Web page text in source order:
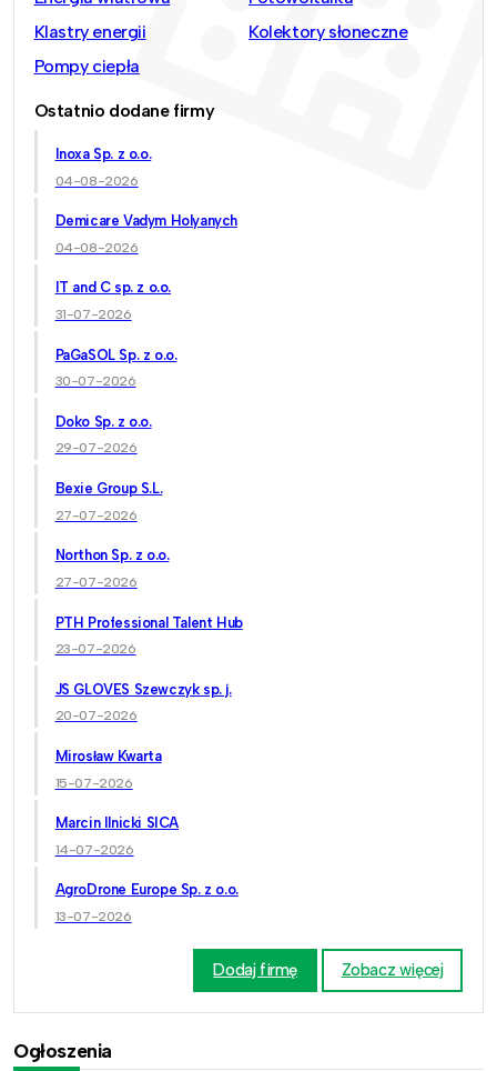
Klastry energii
Kolektory słoneczne
Pompy ciepła
Ostatnio dodane firmy
Inoxa Sp. z o.o.
04-08-2026
Demicare Vadym Holyanych
04-08-2026
IT and C sp. z o.o.
31-07-2026
PaGaSOL Sp. z o.o.
30-07-2026
Doko Sp. z o.o.
29-07-2026
Bexie Group S.L.
27-07-2026
Northon Sp. z o.o.
27-07-2026
PTH Professional Talent Hub
23-07-2026
JS GLOVES Szewczyk sp. j.
20-07-2026
Mirosław Kwarta
15-07-2026
Marcin Ilnicki SICA
14-07-2026
AgroDrone Europe Sp. z o.o.
13-07-2026
Dodaj firmę Zobacz więcej
Ogłoszenia